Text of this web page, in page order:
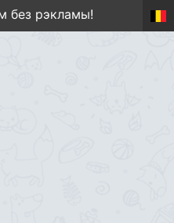
без рэкламы!